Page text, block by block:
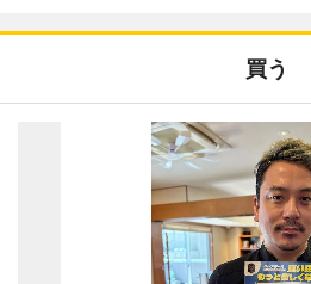
買う